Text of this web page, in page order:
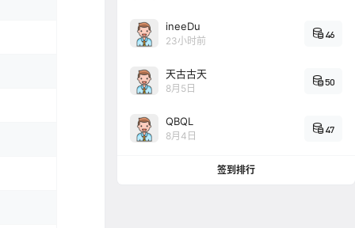
ineeDu
23小时前
46
天古古天
8月5日
50
QBQL
8月4日
47
签到排行